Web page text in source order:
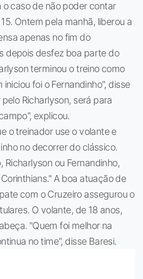
caso de não poder contar
Ontem pela manhã, liberou a
apenas no fim do
depois desfez boa parte do
terminou o treino como
foi o Fernandinho", disse
Richarlyson, será para
explicou.
o treinador use o volante e
no decorrer do clássico.
Richarlyson ou Fernandinho,
A boa atuação de
com o Cruzeiro assegurou o
O volante, de 18 anos,
"Quem foi melhor na
no time", disse Baresi.